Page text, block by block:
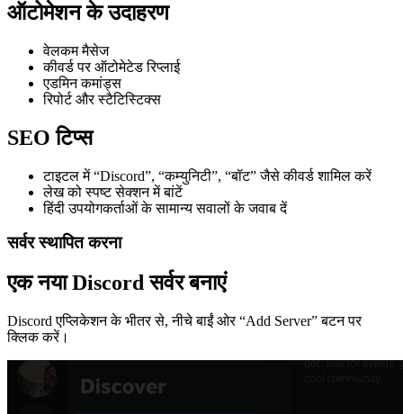
ऑटोमेशन के उदाहरण
वेलकम मैसेज
कीवर्ड पर ऑटोमेटेड रिप्लाई
एडमिन कमांड्स
रिपोर्ट और स्टैटिस्टिक्स
SEO टिप्स
टाइटल में “Discord”, “कम्युनिटी”, “बॉट” जैसे कीवर्ड शामिल करें
लेख को स्पष्ट सेक्शन में बांटें
हिंदी उपयोगकर्ताओं के सामान्य सवालों के जवाब दें
सर्वर स्थापित करना
एक नया Discord सर्वर बनाएं
Discord एप्लिकेशन के भीतर से, नीचे बाईं ओर “Add Server” बटन पर
क्लिक करें।